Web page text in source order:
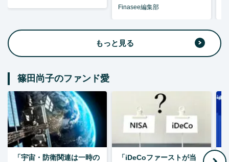
Finasee編集部
もっと見る
篠田尚子のファンド愛
「宇宙・防衛関連は一時の
「iDeCoファーストが当